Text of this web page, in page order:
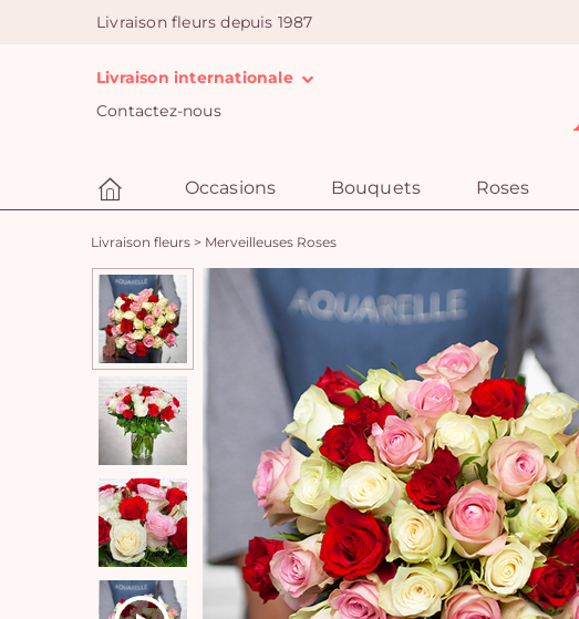
Livraison fleurs depuis 1987
Livraison internationale
Contactez-nous
Occasions Bouquets Roses
Livraison fleurs > Merveilleuses Roses